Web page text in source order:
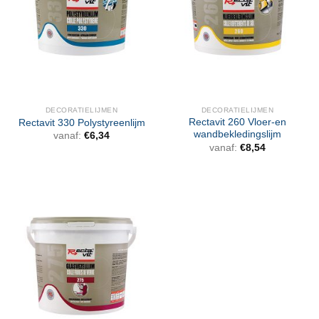
DECORATIELIJMEN
Rectavit 330 Polystyreenlijm
vanaf: €6,34
DECORATIELIJMEN
Rectavit 260 Vloer-en
wandbekledingslijm
vanaf: €8,54